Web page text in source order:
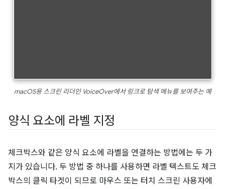
macOS용 스크린 리더인 VoiceOver에서 링크로 탐색 메뉴를 보여주는 예
양식 요소에 라벨 지정
체크박스와 같은 양식 요소에 라벨을 연결하는 방법에는 두 가
지가 있습니다. 두 방법 중 하나를 사용하면 라벨 텍스트도 체크
박스의 클릭 타겟이 되므로 마우스 또는 터치 스크린 사용자에